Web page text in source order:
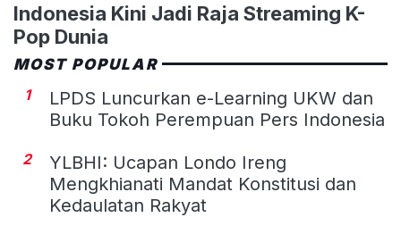
Indonesia Kini Jadi Raja Streaming K-
Pop Dunia
MOST POPULAR
1
LPDS Luncurkan e-Learning UKW dan
Buku Tokoh Perempuan Pers Indonesia
2
YLBHI: Ucapan Londo Ireng
Mengkhianati Mandat Konstitusi dan
Kedaulatan Rakyat